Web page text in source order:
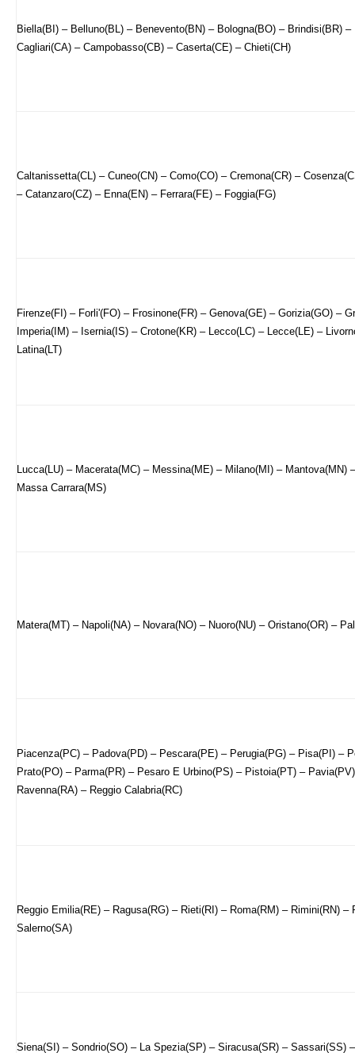
Biella(BI) – Belluno(BL) – Benevento(BN) – Bologna(BO) – Brindisi(BR)
Cagliari(CA) – Campobasso(CB) – Caserta(CE) – Chieti(CH)
Caltanissetta(CL) – Cuneo(CN) – Como(CO) – Cremona(CR) –
– Catanzaro(CZ) – Enna(EN) – Ferrara(FE) – Foggia(FG)
Firenze(FI) – Forli'(FO) – Frosinone(FR) – Genova(GE) – Gorizia(GO) –
Imperia(IM) – Isernia(IS) – Crotone(KR) – Lecco(LC) – Lecce(LE) –
Latina(LT)
Lucca(LU) – Macerata(MC) – Messina(ME) – Milano(MI) – Mantova(MN)
Massa Carrara(MS)
Matera(MT) – Napoli(NA) – Novara(NO) – Nuoro(NU) – Oristano(OR) –
Piacenza(PC) – Padova(PD) – Pescara(PE) – Perugia(PG) – Pisa(PI) –
Prato(PO) – Parma(PR) – Pesaro E Urbino(PS) – Pistoia(PT) –
Ravenna(RA) – Reggio Calabria(RC)
Reggio Emilia(RE) – Ragusa(RG) – Rieti(RI) – Roma(RM) – Rimini(RN) –
Salerno(SA)
Siena(SI) – Sondrio(SO) – La Spezia(SP) – Siracusa(SR) – Sassari(SS)